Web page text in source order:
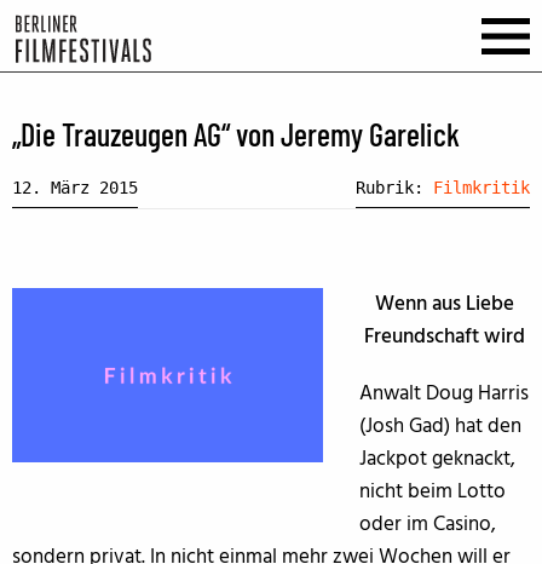
„Die Trauzeugen AG“ von Jeremy Garelick
12. März 2015 Rubrik: Filmkritik
Wenn aus Liebe
Freundschaft wird
Anwalt Doug Harris
(Josh Gad) hat den
Jackpot geknackt,
nicht beim Lotto
oder im Casino,
sondern privat. In nicht einmal mehr zwei Wochen will er